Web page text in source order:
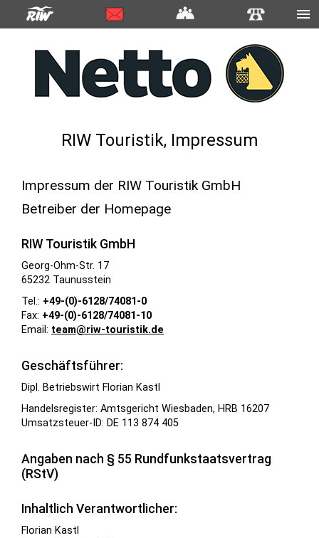
RIW Touristik, Impressum
Impressum der RIW Touristik GmbH
Betreiber der Homepage
RIW Touristik GmbH
Georg-Ohm-Str. 17
65232 Taunusstein
Tel.: +49-(0)-6128/74081-0
Fax: +49-(0)-6128/74081-10
Email: team@riw-touristik.de
Geschäftsführer:
Dipl. Betriebswirt Florian Kastl
Handelsregister: Amtsgericht Wiesbaden, HRB 16207
Umsatzsteuer-ID: DE 113 874 405
Angaben nach § 55 Rundfunkstaatsvertrag
(RStV)
Inhaltlich Verantwortlicher:
Florian Kastl